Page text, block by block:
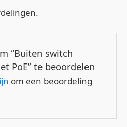
“Buiten switch
PoE” te beoordelen
om een beoordeling